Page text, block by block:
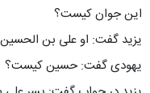
این جوان کیست؟
یزید گفت: او علی بن
یهودی گفت: حسین کیست؟